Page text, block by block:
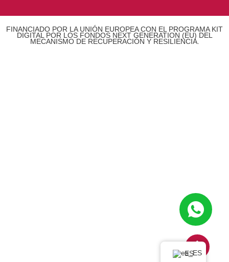
FINANCIADO POR LA UNIÓN EUROPEA CON EL PROGRAMA KIT
DIGITAL POR LOS FONDOS NEXT GENERATION (EU) DEL
MECANISMO DE RECUPERACIÓN Y RESILIENCIA.
ES